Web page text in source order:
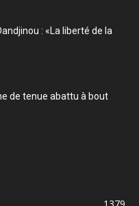
: «La liberté de la
de tenue abattu à bout